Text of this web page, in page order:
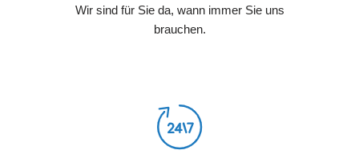
Wir sind für Sie da, wann immer Sie uns
brauchen.